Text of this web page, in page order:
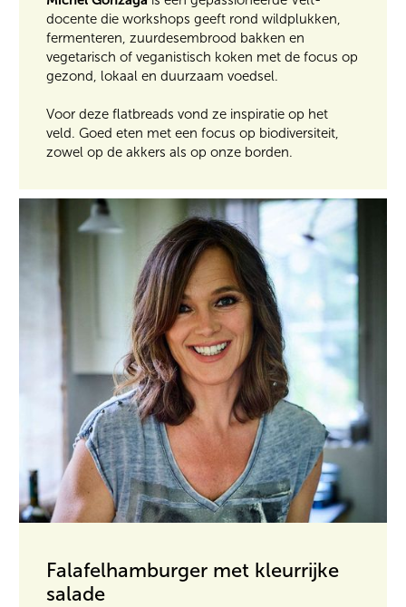
docente die workshops geeft rond wildplukken,
fermenteren, zuurdesembrood bakken en
vegetarisch of veganistisch koken met de focus op
gezond, lokaal en duurzaam voedsel.
Voor deze flatbreads vond ze inspiratie op het
veld. Goed eten met een focus op biodiversiteit,
zowel op de akkers als op onze borden.
Falafelhamburger met kleurrijke
salade